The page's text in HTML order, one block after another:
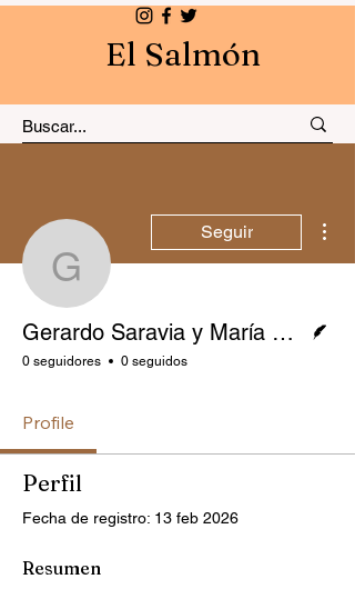
El Salmón
Gerardo
Seguir
Gerardo Saravia y María Sosa
0 seguidores 0 seguidos
Profile
Perfil
Fecha de registro: 13 feb 2026
Resumen